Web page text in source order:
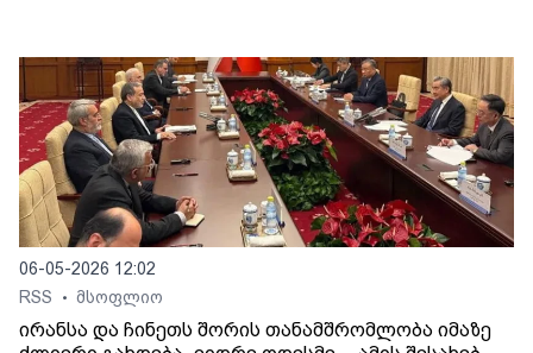
06-05-2026 12:02
RSS
• მსოფლიო
ირანსა და ჩინეთს შორის თანამშრომლობა იმაზე